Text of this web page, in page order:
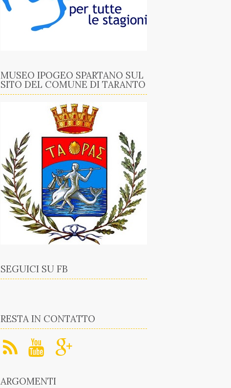
MUSEO IPOGEO SPARTANO SUL
SITO DEL COMUNE DI TARANTO
SEGUICI SU FB
RESTA IN CONTATTO
ARGOMENTI